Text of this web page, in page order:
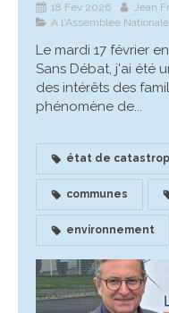
18 Fév 2026
Jean
A l'Assemblée Nationale
Le mardi 17 février
Sans Débat, j'ai été
des intérêts des
phénomène de...
état de
communes
environnement